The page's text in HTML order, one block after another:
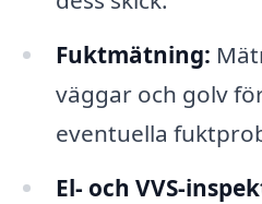
Fuktmätning:
väggar och golv
eventuella
El- och VVS-